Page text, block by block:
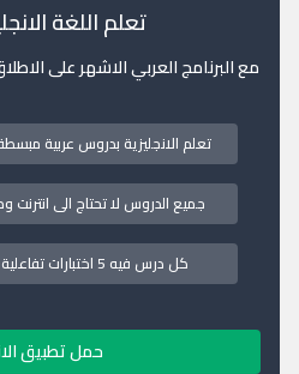
تعلم اللغة
مع البرنامج العربي الاشهر على الاطلاق وبأكثر
تعلم الانجليزية بدروس عربية
جميع الدروس لا تحتاج الى
كل درس فيه 5 اختبارات تفاعلية لتحسين اللفظ والنطق
حمل تطبيق